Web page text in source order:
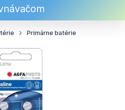
Primárne batérie